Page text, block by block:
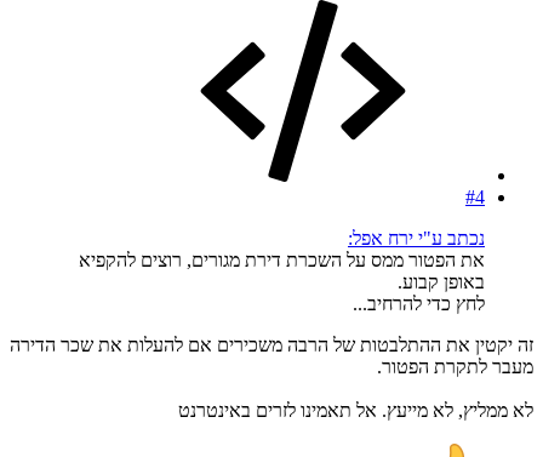
#4
נכתב ע"י ירח אפל:
את הפטור ממס על השכרת דירת מגורים, רוצים להקפיא
באופן קבוע.
לחץ כדי להרחיב...
זה יקטין את ההתלבטות של הרבה משכירים אם להעלות את שכר הדירה
מעבר לתקרת הפטור.
לא ממליץ, לא מייעץ. אל תאמינו לזרים באינטרנט